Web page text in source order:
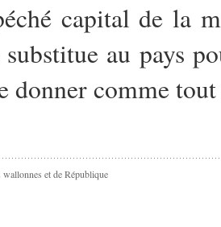
capital de la
au pays
donner comme
et de République